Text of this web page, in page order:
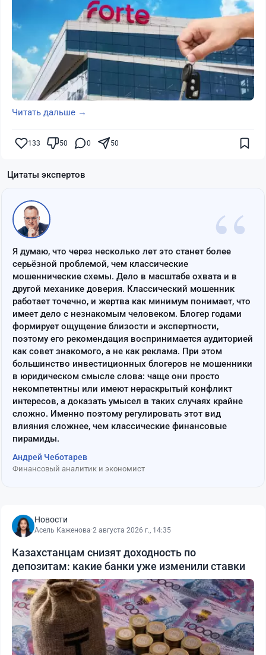
Читать дальше →
133 50 0 50
Цитаты экспертов
“
Я думаю, что через несколько лет это станет более
серьёзной проблемой, чем классические
мошеннические схемы. Дело в масштабе охвата и в
другой механике доверия. Классический мошенник
работает точечно, и жертва как минимум понимает, что
имеет дело с незнакомым человеком. Блогер годами
формирует ощущение близости и экспертности,
поэтому его рекомендация воспринимается аудиторией
как совет знакомого, а не как реклама. При этом
большинство инвестиционных блогеров не мошенники
в юридическом смысле слова: чаще они просто
некомпетентны или имеют нераскрытый конфликт
интересов, а доказать умысел в таких случаях крайне
сложно. Именно поэтому регулировать этот вид
влияния сложнее, чем классические финансовые
пирамиды.
Андрей Чеботарев
Финансовый аналитик и экономист
Новости
Асель Каженова·2 августа 2026 г., 14:35
Казахстанцам снизят доходность по
депозитам: какие банки уже изменили ставки